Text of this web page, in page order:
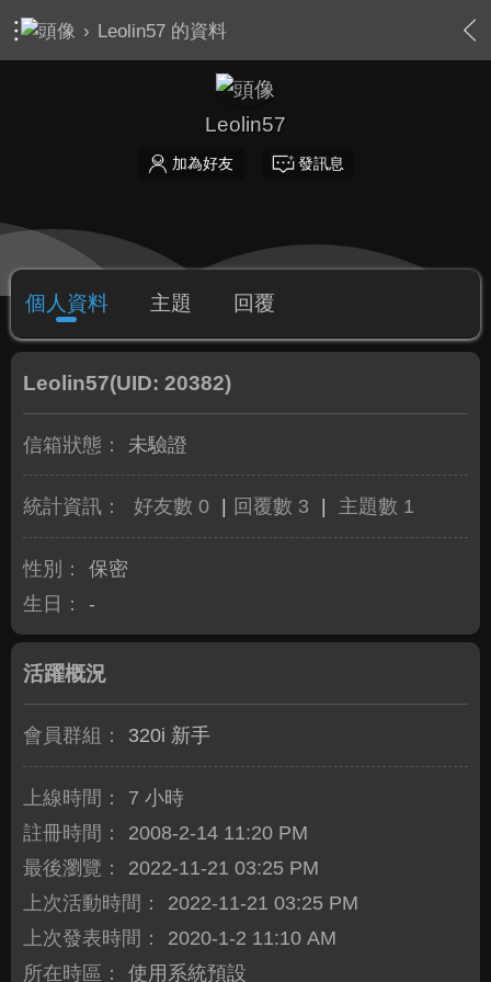
› Leolin57 的資料
Leolin57
加為好友 發訊息
個人資料 主題 回覆
Leolin57(UID: 20382)
信箱狀態： 未驗證
統計資訊： 好友數 0 回覆數 3 主題數 1
性別：
保密
生日：
-
活躍概況
會員群組： 320i 新手
上線時間：
7 小時
註冊時間：
2008-2-14 11:20 PM
最後瀏覽：
2022-11-21 03:25 PM
上次活動時間：
2022-11-21 03:25 PM
上次發表時間：
2020-1-2 11:10 AM
所在時區：
使用系統預設